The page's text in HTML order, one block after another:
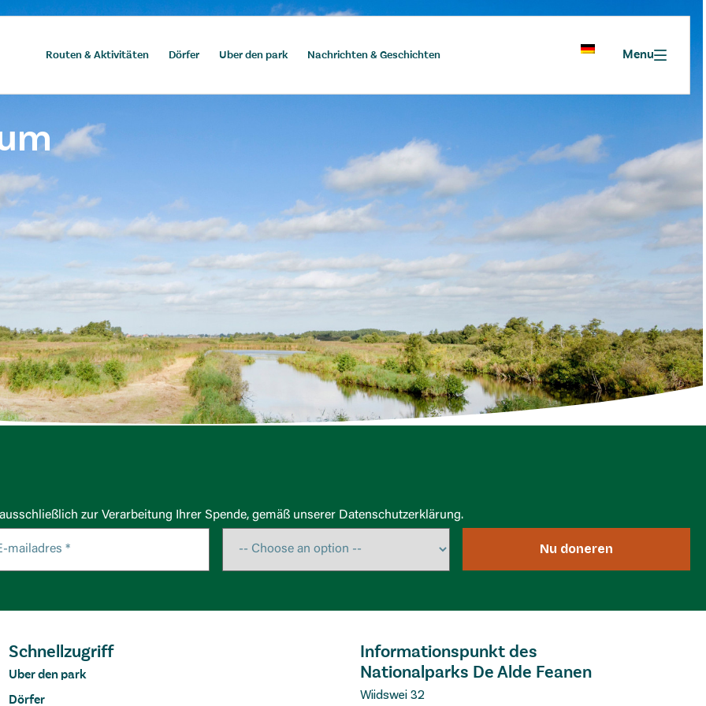
Routen & Aktivitäten Dörfer Uber den park Nachrichten & Geschichten Menu
zur Verarbeitung Ihrer Spende, gemäß unserer Datenschutzerklärung.
Nu doneren
Schnellzugriff
Uber den park
Dörfer
Informationspunkt des
Nationalparks De Alde Feanen
Wiidswei 32